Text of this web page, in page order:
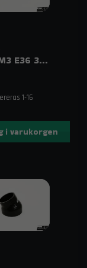
vilka do88-delar
oss på
Fri frakt över
BMW
trackday delar,
BMW race
BMW trackday
BMW M3 E36 3.2 Spjällhusslang Blå
1-16
i varukorgen